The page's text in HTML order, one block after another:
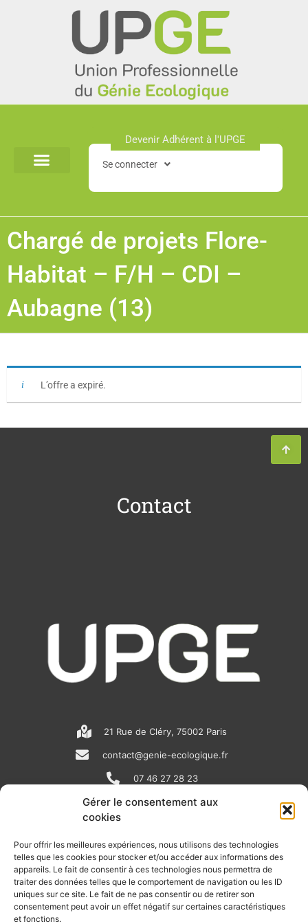
Gérer le consentement aux
cookies
Pour offrir les meilleures expériences, nous utilisons des technologies
telles que les cookies pour stocker et/ou accéder aux informations des
appareils. Le fait de consentir à ces technologies nous permettra de
traiter des données telles que le comportement de navigation ou les ID
uniques sur ce site. Le fait de ne pas consentir ou de retirer son
consentement peut avoir un effet négatif sur certaines caractéristiques
et fonctions.
Devenir Adhérent à l'UPGE​
Se connecter
Chargé de projets Flore-
Habitat – F/H – CDI –
Aubagne (13)
L’offre a expiré.
Contact
21 Rue de Cléry, 75002 Paris
contact@genie-ecologique.fr
07 46 27 28 23
N
e
w
s
p
i
n
k
e
o
u
t
u
RECEVOIR L'ACTU DE LA FILIÈRE
Retrouvez tous les mois les articles terrain de nos adhérents, les
rendez-vous importants de la filière, nos offres de stages et